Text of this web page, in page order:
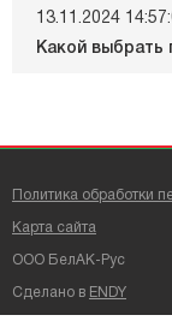
13.11.2024
Какой выбрать
ООО БелАК-Рус
Политика обработки
Карта сайта
Сделано в ENDY